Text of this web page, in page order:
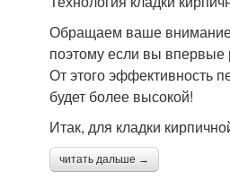
Обращаем ваше внимание
поэтому если вы впервые
От этого эффективность
будет более высокой!
Итак, для кладки
читать дальше →